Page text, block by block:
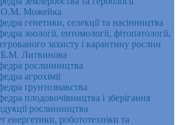
О.М. Можейка
генетики, селекції та насінництва
зоології, ентомології, фітопатології,
захисту і карантину рослин
Б.М. Литвинова
рослинництва
агрохімії
ґрунтознавства
плодовочівництва і зберігання
рослинництва
енергетики, робототехніки та